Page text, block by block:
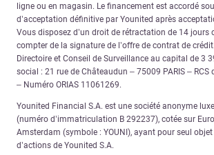
ligne ou en magasin. Le financement est accordé
d’acceptation définitive par Younited après
Vous disposez d’un droit de rétractation de 14 jours
compter de la signature de l’offre de contrat de
Directoire et Conseil de Surveillance au capital de 3
social : 21 rue de Châteaudun – 75009 PARIS – RCS
– Numéro ORIAS 11061269.
Younited Financial S.A. est une société anonyme
(numéro d’immatriculation B 292237), cotée sur
Amsterdam (symbole : YOUNI), ayant pour seul
d’actions de Younited S.A.